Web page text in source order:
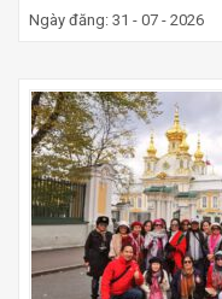
Ngày đăng: 31 - 07 - 2026